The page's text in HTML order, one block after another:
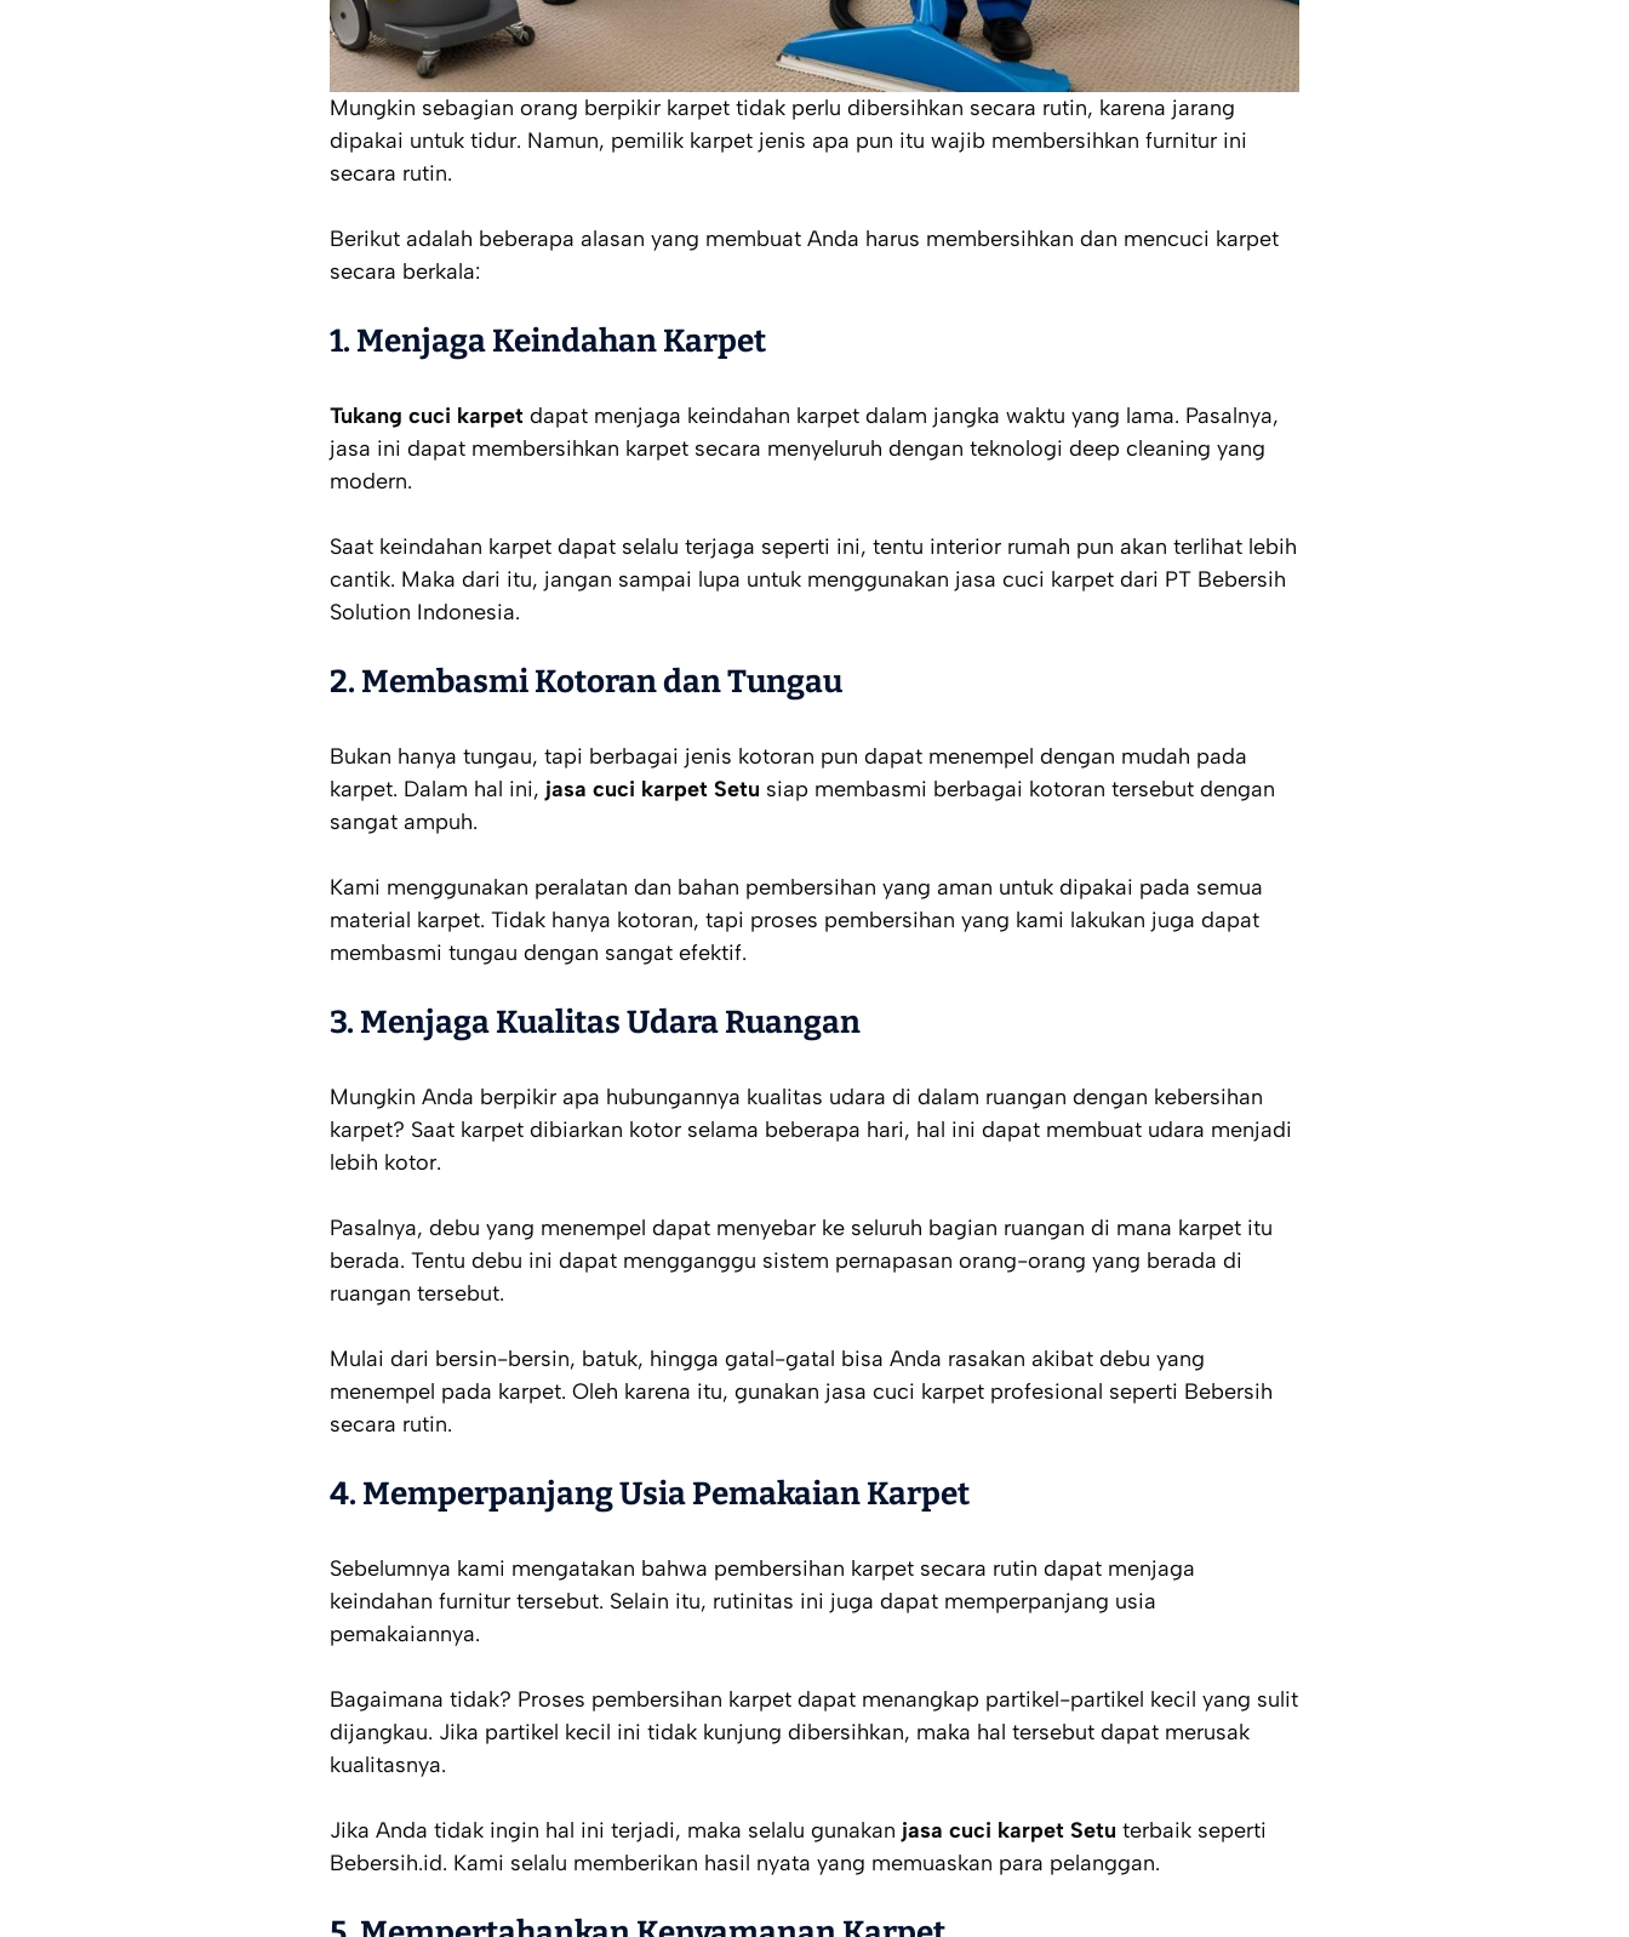
Mungkin sebagian orang berpikir karpet tidak perlu dibersihkan secara rutin, karena jarang
dipakai untuk tidur. Namun, pemilik karpet jenis apa pun itu wajib membersihkan furnitur ini
secara rutin.
Berikut adalah beberapa alasan yang membuat Anda harus membersihkan dan mencuci karpet
secara berkala:
1. Menjaga Keindahan Karpet
Tukang cuci karpet dapat menjaga keindahan karpet dalam jangka waktu yang lama. Pasalnya,
jasa ini dapat membersihkan karpet secara menyeluruh dengan teknologi deep cleaning yang
modern.
Saat keindahan karpet dapat selalu terjaga seperti ini, tentu interior rumah pun akan terlihat lebih
cantik. Maka dari itu, jangan sampai lupa untuk menggunakan jasa cuci karpet dari PT Bebersih
Solution Indonesia.
2. Membasmi Kotoran dan Tungau
Bukan hanya tungau, tapi berbagai jenis kotoran pun dapat menempel dengan mudah pada
karpet. Dalam hal ini, jasa cuci karpet Setu siap membasmi berbagai kotoran tersebut dengan
sangat ampuh.
Kami menggunakan peralatan dan bahan pembersihan yang aman untuk dipakai pada semua
material karpet. Tidak hanya kotoran, tapi proses pembersihan yang kami lakukan juga dapat
membasmi tungau dengan sangat efektif.
3. Menjaga Kualitas Udara Ruangan
Mungkin Anda berpikir apa hubungannya kualitas udara di dalam ruangan dengan kebersihan
karpet? Saat karpet dibiarkan kotor selama beberapa hari, hal ini dapat membuat udara menjadi
lebih kotor.
Pasalnya, debu yang menempel dapat menyebar ke seluruh bagian ruangan di mana karpet itu
berada. Tentu debu ini dapat mengganggu sistem pernapasan orang-orang yang berada di
ruangan tersebut.
Mulai dari bersin-bersin, batuk, hingga gatal-gatal bisa Anda rasakan akibat debu yang
menempel pada karpet. Oleh karena itu, gunakan jasa cuci karpet profesional seperti Bebersih
secara rutin.
4. Memperpanjang Usia Pemakaian Karpet
Sebelumnya kami mengatakan bahwa pembersihan karpet secara rutin dapat menjaga
keindahan furnitur tersebut. Selain itu, rutinitas ini juga dapat memperpanjang usia
pemakaiannya.
Bagaimana tidak? Proses pembersihan karpet dapat menangkap partikel-partikel kecil yang sulit
dijangkau. Jika partikel kecil ini tidak kunjung dibersihkan, maka hal tersebut dapat merusak
kualitasnya.
Jika Anda tidak ingin hal ini terjadi, maka selalu gunakan jasa cuci karpet Setu terbaik seperti
Bebersih.id. Kami selalu memberikan hasil nyata yang memuaskan para pelanggan.